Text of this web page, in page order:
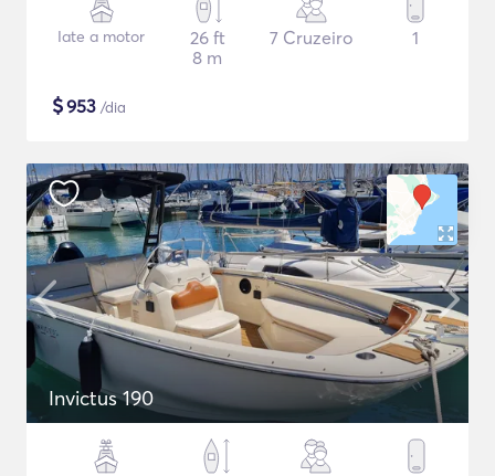
Iate a motor
26 ft
8 m
7 Cruzeiro 1
$953 /dia
Invictus 190